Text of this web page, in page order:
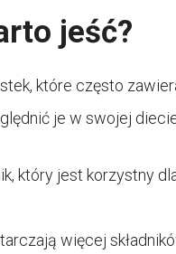
jeść?
które często
je w swojej
który jest korzystny
więcej